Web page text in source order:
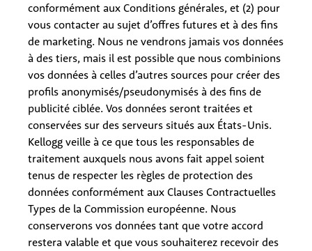
conformément aux Conditions générales, et (2) pour
vous contacter au sujet d’offres futures et à des fins
de marketing. Nous ne vendrons jamais vos données
à des tiers, mais il est possible que nous combinions
vos données à celles d’autres sources pour créer des
profils anonymisés/pseudonymisés à des fins de
publicité ciblée. Vos données seront traitées et
conservées sur des serveurs situés aux États-Unis.
Kellogg veille à ce que tous les responsables de
traitement auxquels nous avons fait appel soient
tenus de respecter les règles de protection des
données conformément aux Clauses Contractuelles
Types de la Commission européenne. Nous
conserverons vos données tant que votre accord
restera valable et que vous souhaiterez recevoir des